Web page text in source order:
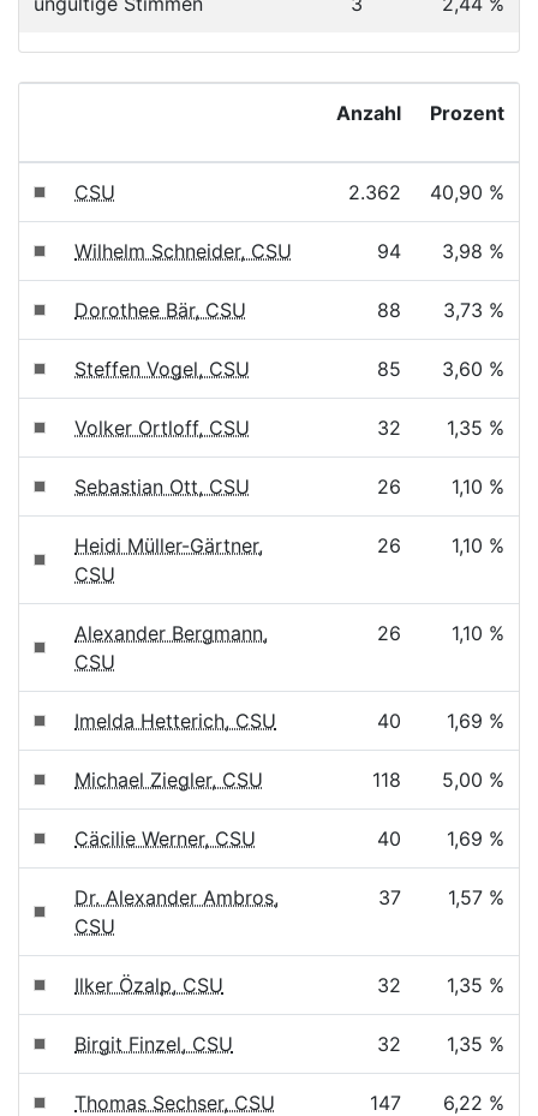
Anzahl Prozent
CSU 2.362 40,90 %
Wilhelm Schneider, CSU 94 3,98 %
Dorothee Bär, CSU 88 3,73 %
Steffen Vogel, CSU 85 3,60 %
Volker Ortloff, CSU 32 1,35 %
Sebastian Ott, CSU 26 1,10 %
Heidi Müller-Gärtner,
CSU
26 1,10 %
Alexander Bergmann,
CSU
26 1,10 %
Imelda Hetterich, CSU 40 1,69 %
Michael Ziegler, CSU 118 5,00 %
Cäcilie Werner, CSU 40 1,69 %
Dr. Alexander Ambros,
CSU
37 1,57 %
Ilker Özalp, CSU 32 1,35 %
Birgit Finzel, CSU 32 1,35 %
Thomas Sechser, CSU 147 6,22 %